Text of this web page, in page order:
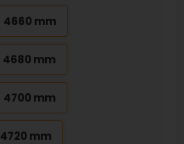
4660 mm
4680 mm
4700 mm
4720 mm